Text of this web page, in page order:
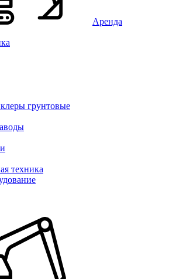
Аренда
грунтовые
техника